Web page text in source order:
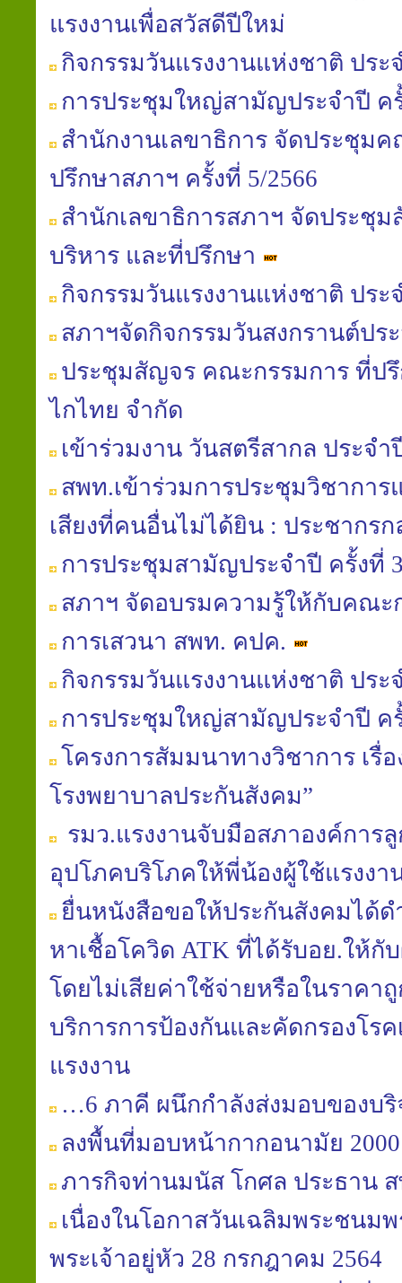
แรงงานเพื่อสวัสดีปีใหม่
กิจกรรมวันแรงงานแห่งชาติ ประ
การประชุมใหญ่สามัญประจำปี ค
สำนักงานเลขาธิการ จัดประชุม
ปรึกษาสภาฯ ครั้งที่ 5/2566
สำนักเลขาธิการสภาฯ จัดประชุ
บริหาร และที่ปรึกษา
กิจกรรมวันแรงงานแห่งชาติ ประ
สภาฯจัดกิจกรรมวันสงกรานต์ปร
ประชุมสัญจร คณะกรรมการ ที่ป
ไกไทย จำกัด
เข้าร่วมงาน วันสตรีสากล ประจำ
สพท.เข้าร่วมการประชุมวิชาการ
เสียงที่คนอื่นไม่ได้ยิน : ประชากรก
การประชุมสามัญประจำปี ครั้งที่
สภาฯ จัดอบรมความรู้ให้กับคณะ
การเสวนา สพท. คปค.
กิจกรรมวันแรงงานแห่งชาติ ประ
การประชุมใหญ่สามัญประจำปี ค
โครงการสัมมนาทางวิชาการ เรื่
โรงพยาบาลประกันสังคม”
รมว.แรงงานจับมือสภาองค์การ
อุปโภคบริโภคให้พี่น้องผู้ใช้แรงง
ยื่นหนังสือขอให้ประกันสังคมได้
หาเชื้อโควิด ATK ที่ได้รับอย.ให้กั
โดยไม่เสียค่าใช้จ่ายหรือในราคา
บริการการป้องกันและคัดกรองโร
แรงงาน
…6 ภาคี ผนึกกำลังส่งมอบของบ
ลงพื้นที่มอบหน้ากากอนามัย
ภารกิจท่านมนัส โกศล ประธาน
เนื่องในโอกาสวันเฉลิมพระชนม
พระเจ้าอยู่หัว 28 กรกฎาคม 2564